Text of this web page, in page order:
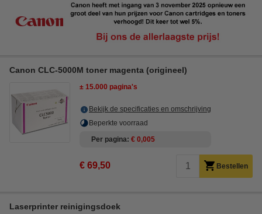
Canon CLC-5000M toner magenta (origineel)
± 15.000 pagina's
Bekijk de specificaties en omschrijving
Beperkte voorraad
Per pagina € 0,005
€ 69,50 Bestellen
Laserprinter reinigingsdoek